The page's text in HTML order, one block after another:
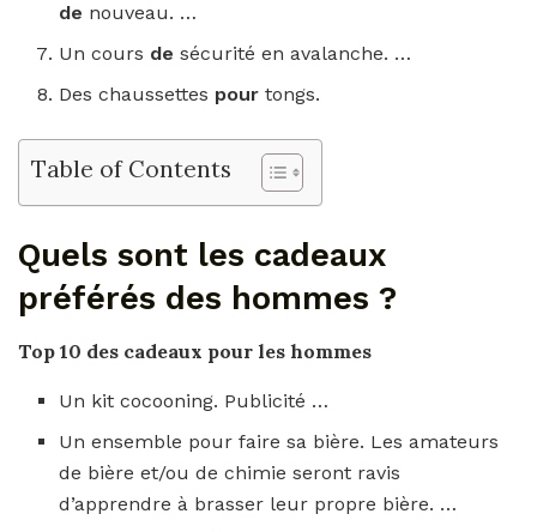
de nouveau. …
Un cours desécurité en avalanche. …
Des chaussettes pourtongs.
Table of Contents
Quels sont les cadeaux
préférés des hommes ?
Top 10 des cadeaux pour les hommes
Un kit cocooning. Publicité …
Un ensemble pour faire sa bière. Les amateurs
de bière et/ou de chimie seront ravis
d’apprendre à brasser leur propre bière. …